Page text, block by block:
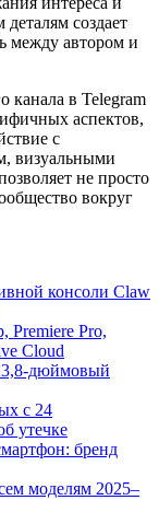
создает
между автором и
канала в Telegram
аспектов,
с
визуальными
не просто
вокруг
консоли Claw
Premiere Pro,
Cloud
дюймовый
с 24
утечке
бренд
моделям 2025–